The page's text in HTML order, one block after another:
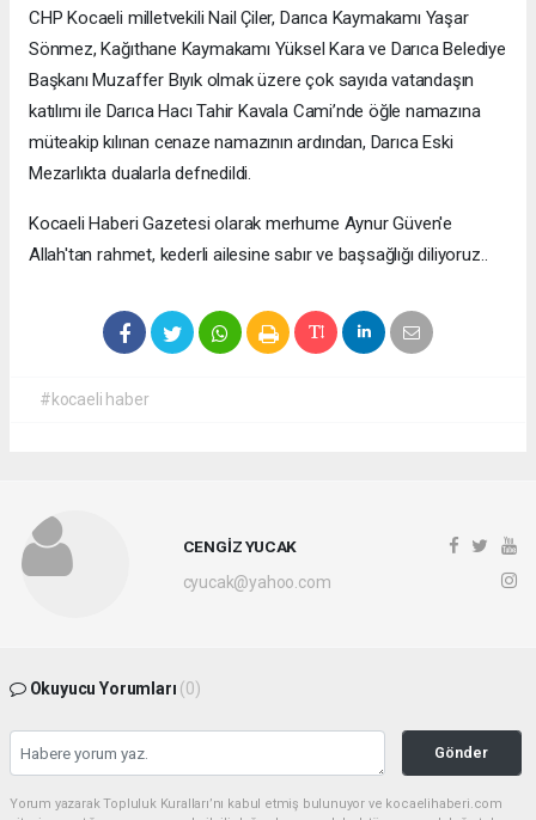
CHP Kocaeli milletvekili Nail Çiler, Darıca Kaymakamı Yaşar
Sönmez, Kağıthane Kaymakamı Yüksel Kara ve Darıca Belediye
Başkanı Muzaffer Bıyık olmak üzere çok sayıda vatandaşın
katılımı ile Darıca Hacı Tahir Kavala Cami’nde öğle namazına
müteakip kılınan cenaze namazının ardından, Darıca Eski
Mezarlıkta dualarla defnedildi.
Kocaeli Haberi Gazetesi olarak merhume Aynur Güven'e
Allah'tan rahmet, kederli ailesine sabır ve başsağlığı diliyoruz..
#kocaeli haber
CENGİZ YUCAK
cyucak@yahoo.com
Okuyucu Yorumları (0)
Gönder
Yorum yazarak Topluluk Kuralları’nı kabul etmiş bulunuyor ve kocaelihaberi.com